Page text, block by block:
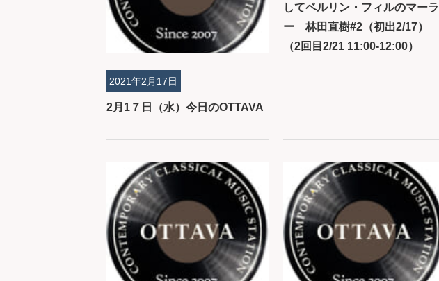
2月1７日（水）今日のOTTAVA
2021年2月17日
してベルリン・フィルのマーラ
ー 林田直樹#2（初出2/17）
（2回目2/21 11:00-12:00）